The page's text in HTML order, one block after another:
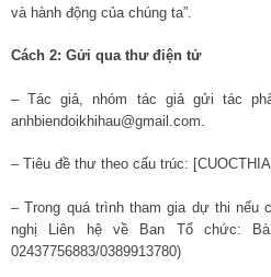
và hành động của chúng ta”.
Cách 2: Gửi qua thư điện tử
– Tác giả, nhóm tác giả gửi tác
anhbiendoikhihau@gmail.com.
– Tiêu đề thư theo cấu trúc:
– Trong quá trình tham gia dự thi nếu
nghị Liên hệ về Ban Tổ chức:
02437756883/0389913780)